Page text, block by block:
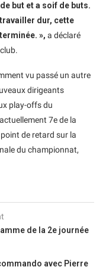
but et a soif de buts.
dur, cette
», a déclaré
vu passé un autre
dirigeants
play-offs du
7e de la
de retard sur la
du championnat,
de la 2e journée
avec Pierre